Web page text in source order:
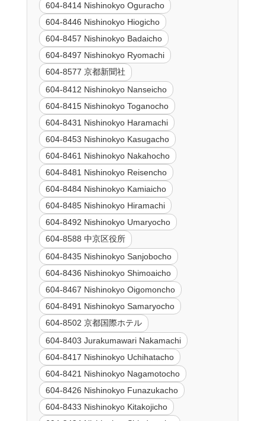
604-8414 Nishinokyo Oguracho
604-8446 Nishinokyo Hiogicho
604-8457 Nishinokyo Badaicho
604-8497 Nishinokyo Ryomachi
604-8577 京都新聞社
604-8412 Nishinokyo Nanseicho
604-8415 Nishinokyo Toganocho
604-8431 Nishinokyo Haramachi
604-8453 Nishinokyo Kasugacho
604-8461 Nishinokyo Nakahocho
604-8481 Nishinokyo Reisencho
604-8484 Nishinokyo Kamiaicho
604-8485 Nishinokyo Hiramachi
604-8492 Nishinokyo Umaryocho
604-8588 中京区役所
604-8435 Nishinokyo Sanjobocho
604-8436 Nishinokyo Shimoaicho
604-8467 Nishinokyo Oigomoncho
604-8491 Nishinokyo Samaryocho
604-8502 京都国際ホテル
604-8403 Jurakumawari Nakamachi
604-8417 Nishinokyo Uchihatacho
604-8421 Nishinokyo Nagamotocho
604-8426 Nishinokyo Funazukacho
604-8433 Nishinokyo Kitakojicho